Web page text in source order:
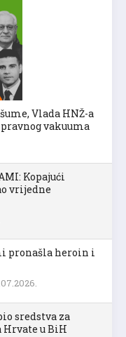
Vlada HNŽ-a
vakuuma
Kopajući
vrijedne
pronašla heroin i
sredstva za
Hrvate u BiH